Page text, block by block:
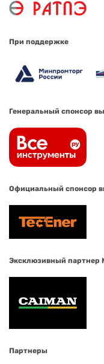
При поддержке
Генеральный спонсор
Официальный спонсор
Эксклюзивный партнер
Партнеры